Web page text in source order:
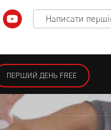
Написати
ПЕРШИЙ ДЕНЬ FREE